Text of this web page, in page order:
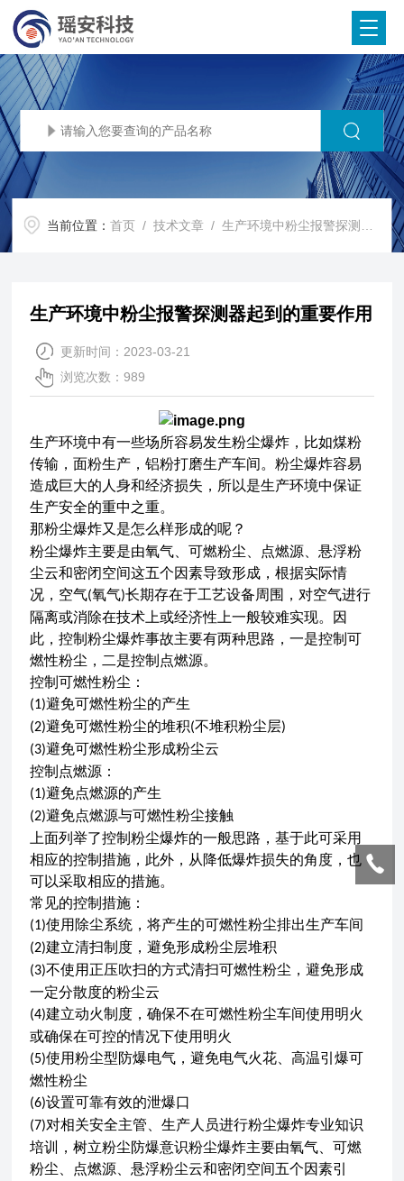
当前位置：首页 /技术文章 / 生产环境中粉尘报警探测器起到的重要作用
生产环境中粉尘报警探测器起到的重要作用
更新时间：2023-03-21
浏览次数：989
生产环境中有一些场所容易发生粉尘爆炸，比如煤粉
传输，面粉生产，铝粉打磨生产车间。粉尘爆炸容易
造成巨大的人身和经济损失，所以是生产环境中保证
生产安全的重中之重。
那粉尘爆炸又是怎么样形成的呢？
粉尘爆炸主要是由氧气、可燃粉尘、点燃源、悬浮粉
尘云和密闭空间这五个因素导致形成，根据实际情
况，空气(氧气)长期存在于工艺设备周围，对空气进行
隔离或消除在技术上或经济性上一般较难实现。因
此，控制粉尘爆炸事故主要有两种思路，一是控制可
燃性粉尘，二是控制点燃源。
控制可燃性粉尘：
(1)避免可燃性粉尘的产生
(2)避免可燃性粉尘的堆积(不堆积粉尘层)
(3)避免可燃性粉尘形成粉尘云
控制点燃源：
(1)避免点燃源的产生
(2)避免点燃源与可燃性粉尘接触
上面列举了控制粉尘爆炸的一般思路，基于此可采用
相应的控制措施，此外，从降低爆炸损失的角度，也
可以采取相应的措施。
常见的控制措施：
(1)使用除尘系统，将产生的可燃性粉尘排出生产车间
(2)建立清扫制度，避免形成粉尘层堆积
(3)不使用正压吹扫的方式清扫可燃性粉尘，避免形成
一定分散度的粉尘云
(4)建立动火制度，确保不在可燃性粉尘车间使用明火
或确保在可控的情况下使用明火
(5)使用粉尘型防爆电气，避免电气火花、高温引爆可
燃性粉尘
(6)设置可靠有效的泄爆口
(7)对相关安全主管、生产人员进行粉尘爆炸专业知识
培训，树立粉尘防爆意识粉尘爆炸主要由氧气、可燃
粉尘、点燃源、悬浮粉尘云和密闭空间五个因素引